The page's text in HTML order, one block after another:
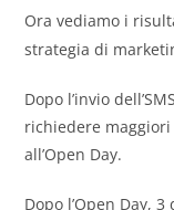
Ora vediamo i
strategia di
Dopo l’invio
richiedere
all’Open Day.
Dopo l’Open Day,